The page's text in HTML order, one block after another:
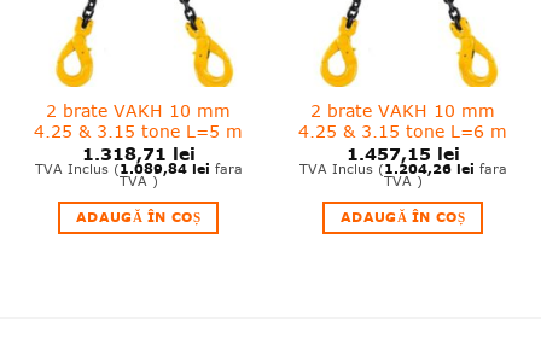
2 brate VAKH 10 mm
4.25 & 3.15 tone L=5 m
1.318,71 lei
TVA Inclus (1.089,84 lei fara
TVA )
ADAUGĂ ÎN COȘ
2 brate VAKH 10 mm
4.25 & 3.15 tone L=6 m
1.457,15 lei
TVA Inclus (1.204,26 lei fara
TVA )
ADAUGĂ ÎN COȘ